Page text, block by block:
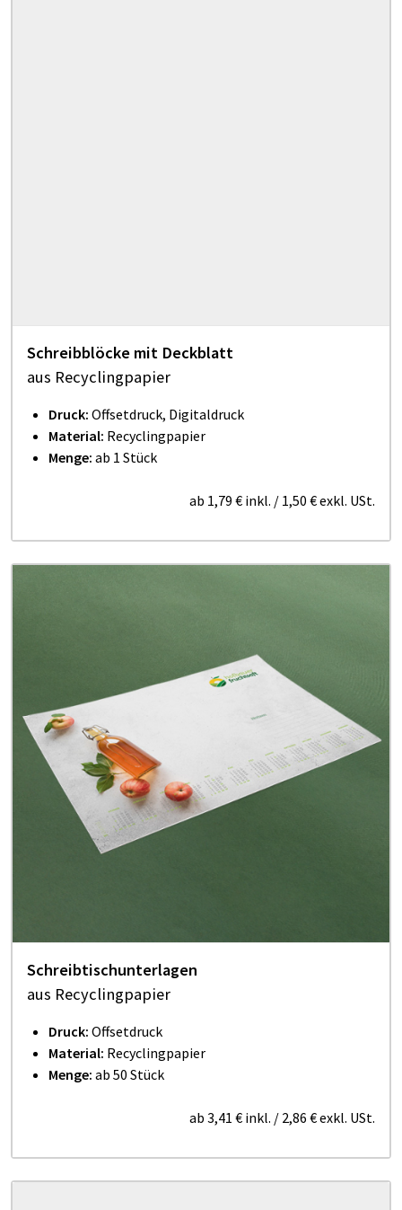
Schreibblöcke mit Deckblatt
aus Recyclingpapier
Druck: Offsetdruck, Digitaldruck
Material: Recyclingpapier
Menge: ab 1 Stück
ab 1,79 € inkl. / 1,50 €exkl. USt.
Schreibtischunterlagen
aus Recyclingpapier
Druck: Offsetdruck
Material: Recyclingpapier
Menge: ab 50 Stück
ab 3,41 € inkl. / 2,86 €exkl. USt.